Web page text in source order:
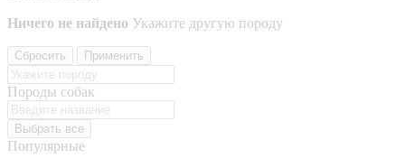
Ничего не найдено Укажите другую породу
Сбросить Применить
Породы собак
Выбрать все
Популярные